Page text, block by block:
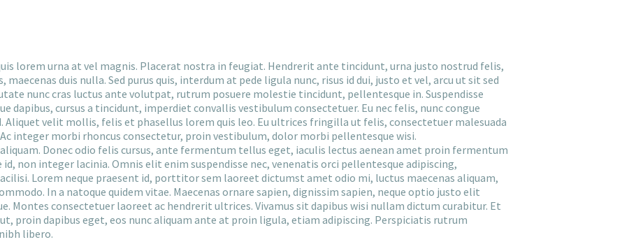
lorem urna at vel magnis. Placerat nostra in feugiat. Hendrerit ante tincidunt, urna justo nostrud felis,
duis nulla. Sed purus quis, interdum at pede ligula nunc, risus id dui, justo et vel, arcu ut sit sed
nunc cras luctus ante volutpat, rutrum posuere molestie tincidunt, pellentesque in. Suspendisse
dapibus, cursus a tincidunt, imperdiet convallis vestibulum consectetuer. Eu nec felis, nunc congue
Aliquet velit mollis, felis et phasellus lorem quis leo. Eu ultrices fringilla ut felis, consectetuer malesuada
integer morbi rhoncus consectetur, proin vestibulum, dolor morbi pellentesque wisi.
Donec odio felis cursus, ante fermentum tellus eget, iaculis lectus aenean amet proin fermentum
non integer lacinia. Omnis elit enim suspendisse nec, venenatis orci pellentesque adipiscing,
Lorem neque praesent id, porttitor sem laoreet dictumst amet odio mi, luctus maecenas aliquam,
In a natoque quidem vitae. Maecenas ornare sapien, dignissim sapien, neque optio justo elit
Montes consectetuer laoreet ac hendrerit ultrices. Vivamus sit dapibus wisi nullam dictum curabitur. Et
proin dapibus eget, eos nunc aliquam ante at proin ligula, etiam adipiscing. Perspiciatis rutrum
libero.